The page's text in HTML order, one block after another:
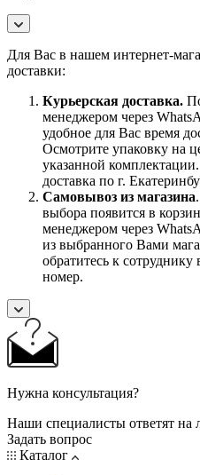
Для Вас в нашем интернет-
доставки:
Курьерская доставка.
менеджером через
удобное для Вас время
Осмотрите упаковку на
указанной
доставка по г.
Самовывоз из магазина
выбора появится в
менеджером через
из выбранного Вами
обратитесь к сотруднику
номер.
Нужна консультация?
Наши специалисты ответят
Задать вопрос
Каталог